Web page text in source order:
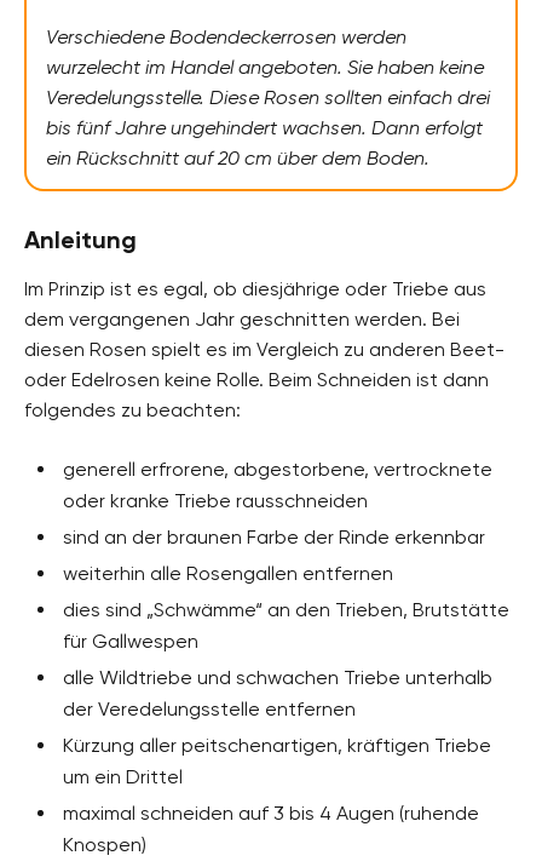
Verschiedene Bodendeckerrosen werden
wurzelecht im Handel angeboten. Sie haben keine
Veredelungsstelle. Diese Rosen sollten einfach drei
bis fünf Jahre ungehindert wachsen. Dann erfolgt
ein Rückschnitt auf 20 cm über dem Boden.
Anleitung
Im Prinzip ist es egal, ob diesjährige oder Triebe aus
dem vergangenen Jahr geschnitten werden. Bei
diesen Rosen spielt es im Vergleich zu anderen Beet-
oder Edelrosen keine Rolle. Beim Schneiden ist dann
folgendes zu beachten:
generell erfrorene, abgestorbene, vertrocknete
oder kranke Triebe rausschneiden
sind an der braunen Farbe der Rinde erkennbar
weiterhin alle Rosengallen entfernen
dies sind „Schwämme“ an den Trieben, Brutstätte
für Gallwespen
alle Wildtriebe und schwachen Triebe unterhalb
der Veredelungsstelle entfernen
Kürzung aller peitschenartigen, kräftigen Triebe
um ein Drittel
maximal schneiden auf 3 bis 4 Augen (ruhende
Knospen)